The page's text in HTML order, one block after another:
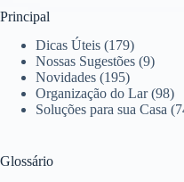
Principal
Dicas Úteis (179)
Nossas Sugestões (9)
Novidades (195)
Organização do Lar(98)
Soluções para sua Casa
Glossário